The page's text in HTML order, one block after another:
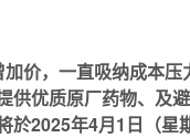
价，一直吸纳成本
供优质原厂药物、及
於2025年4月1日（